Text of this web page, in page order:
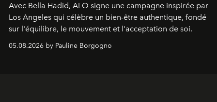
Avec Bella Hadid, ALO signe une campagne inspirée par
Los Angeles qui célèbre un bien-être authentique, fondé
sur l'équilibre, le mouvement et l'acceptation de soi.
05.08.2026 by Pauline Borgogno